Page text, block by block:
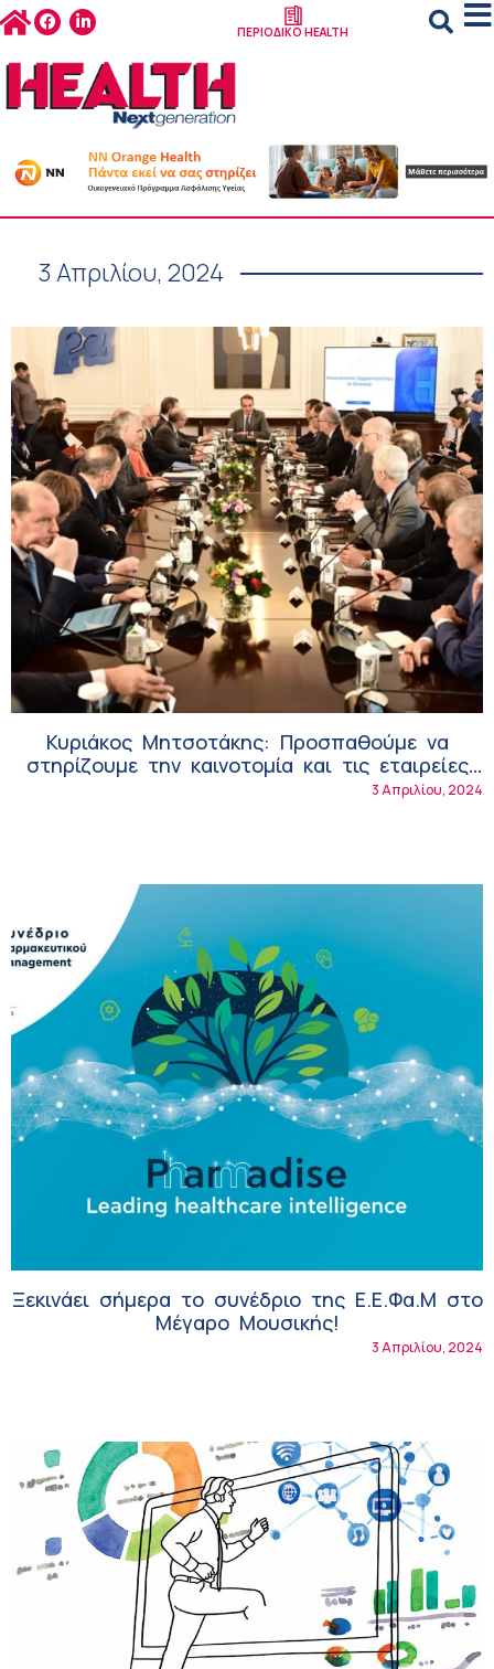
ΠΕΡΙΟΔΙΚΟ HEALTH
3 Απριλίου, 2024
Κυριάκος Μητσοτάκης: Προσπαθούμε να
στηρίζουμε την καινοτομία και τις εταιρείες
για την ανακάλυψη νέων φαρμάκων!3 Απριλίου, 2024
Ξεκινάει σήμερα το συνέδριο της Ε.Ε.Φα.Μ στο
Μέγαρο Μουσικής!
3 Απριλίου, 2024